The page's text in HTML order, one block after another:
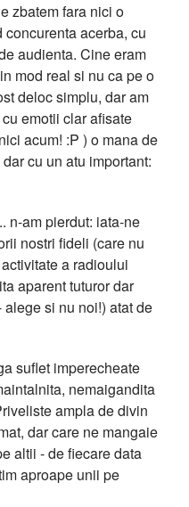
zbatem fara nici o
acerba, cu
audienta. Cine eram
mod real si nu ca pe o
deloc simplu, dar am
emotii clar afisate
acum! :P ) o mana de
cu un atu important:
n-am pierdut: iata-ne
nostri fideli (care nu
a radioului
aparent tuturor dar
si nu noi!) atat de
suflet imperecheate
nemaigandita
ampla de divin
dar care ne mangaie
altii - de fiecare data
aproape unii pe